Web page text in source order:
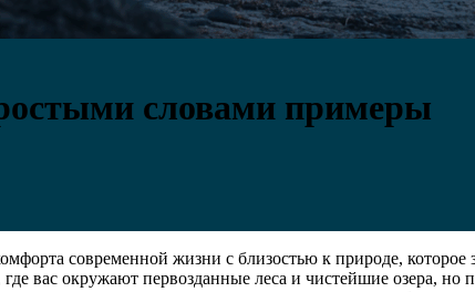
словами примеры
современной жизни с близостью к природе,
вас окружают первозданные леса и чистейшие озера,